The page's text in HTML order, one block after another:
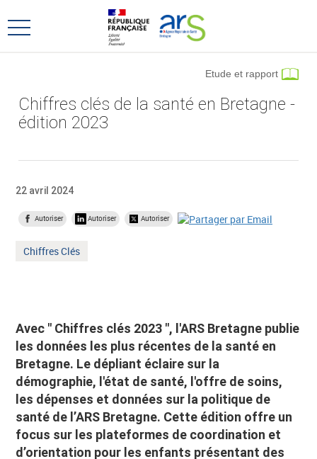
au
menu
au
contenu
Ouvrir
Chiffres clés de la santé en Bretagne -
édition 2023
Etude et rapport
22 avril 2024
Autoriser Autoriser Autoriser
Mot
Chiffres Clés
Avec " Chiffres clés 2023 ", l'ARS Bretagne publie
les données les plus récentes de la santé en
Bretagne. Le dépliant éclaire sur la
démographie, l'état de santé, l'offre de soins,
les dépenses et données sur la politique de
santé de l’ARS Bretagne. Cette édition offre un
focus sur les plateformes de coordination et
d’orientation pour les enfants présentant des